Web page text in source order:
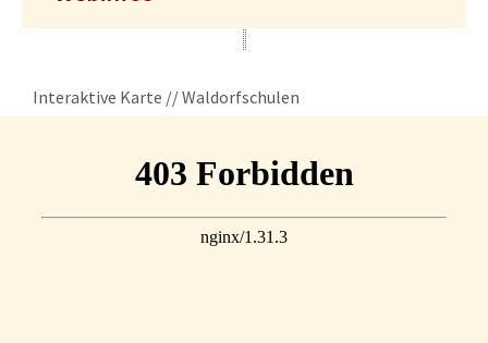
Interaktive Karte // Waldorfschulen